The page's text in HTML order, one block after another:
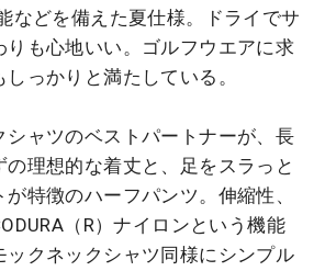
などを備えた夏仕様。ドライでサ
りも心地いい。ゴルフウエアに求
っかりと満たしている。
シャツのベストパートナーが、長
理想的な着丈と、足をスラっと
特徴のハーフパンツ。伸縮性、
（R）ナイロンという機能
ックネックシャツ同様にシンプル